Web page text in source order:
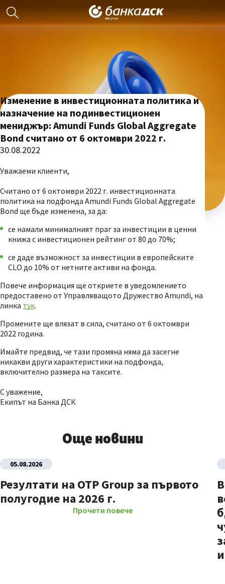
Изменение в инвестиционната политика и
назначение на подинвестиционен
мениджър: Amundi Funds Global Aggregate
Bond считано от 6 октомври 2022 г.
30.08.2022
Уважаеми клиенти,
Считано от 6 октомври 2022 г. инвестиционната
политика на подфонда Amundi Funds Global Aggregate
Bond ще бъде изменена, за да:
се намали минималният праг за инвестиции в ценни
книжа с инвестиционен рейтинг от 80 до 70%;
се даде възможност за инвестиции в европейските
CLO до 10% от нетните активи на фонда.
Повече информация ще откриете в уведомлението
предоставено от Управляващото Дружество Amundi, на
линка тук.
Промените ще влязат в сила, считано от 6 октомври
2022 година.
Имайте предвид, че тази промяна няма да засегне
никакви други характеристики на подфонда,
включително размера на таксите.
С уважение,
Екипът на Банка ДСК
Още новини
05.08.2026
Резултати на OTP Group за първото
полугодие на 2026 г.
Прочети повече